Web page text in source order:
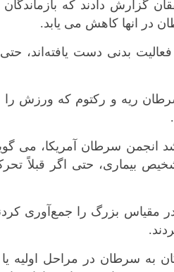
گزارش دادند که
در انها کاهش می یابد.
بدنی دست یافته‌اند،
سرطان ریه و رکتوم که ورزش
انجمن سرطان آمریکا، می
بیماری، حتی اگر قبلاً
که حدود ۴۹٪ از بازماندگان به سرطان در مراحل